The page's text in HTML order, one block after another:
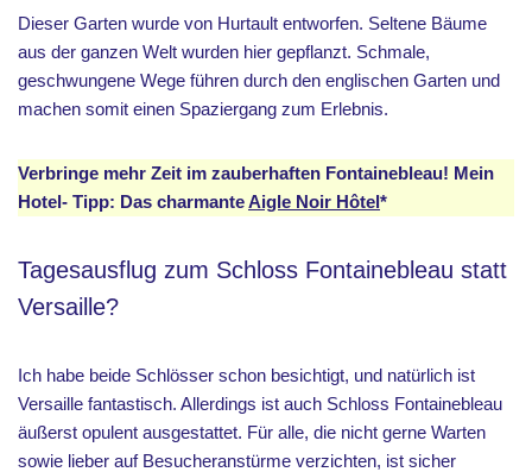
Dieser Garten wurde von Hurtault entworfen. Seltene Bäume
aus der ganzen Welt wurden hier gepflanzt. Schmale,
geschwungene Wege führen durch den englischen Garten und
machen somit einen Spaziergang zum Erlebnis.
Verbringe mehr Zeit im zauberhaften Fontainebleau! Mein
Hotel- Tipp: Das charmanteAigle Noir Hôtel*
Tagesausflug zum Schloss Fontainebleau statt
Versaille?
Ich habe beide Schlösser schon besichtigt, und natürlich ist
Versaille fantastisch. Allerdings ist auch Schloss Fontainebleau
äußerst opulent ausgestattet. Für alle, die nicht gerne Warten
sowie lieber auf Besucheranstürme verzichten, ist sicher